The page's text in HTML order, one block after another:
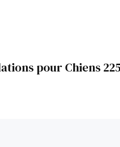
pour Chiens